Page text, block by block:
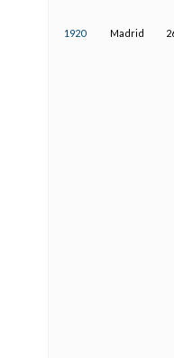
1920 Madrid